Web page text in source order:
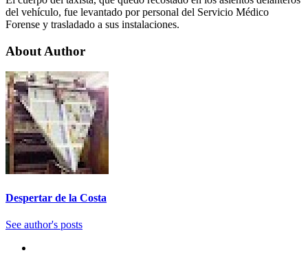
del vehículo, fue levantado por personal del Servicio Médico
Forense y trasladado a sus instalaciones.
About Author
Despertar de la Costa
See author's posts